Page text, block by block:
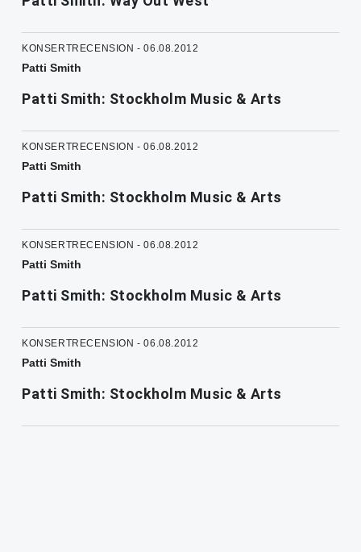
KONSERTRECENSION - 06.08.2012
Patti Smith
Patti Smith: Stockholm Music & Arts
KONSERTRECENSION - 06.08.2012
Patti Smith
Patti Smith: Stockholm Music & Arts
KONSERTRECENSION - 06.08.2012
Patti Smith
Patti Smith: Stockholm Music & Arts
KONSERTRECENSION - 06.08.2012
Patti Smith
Patti Smith: Stockholm Music & Arts